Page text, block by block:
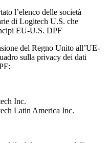
l’elenco delle società
di Logitech U.S. che
EU-U.S. DPF
del Regno Unito all’UE-
sulla privacy dei dati
Inc.
Latin America Inc.